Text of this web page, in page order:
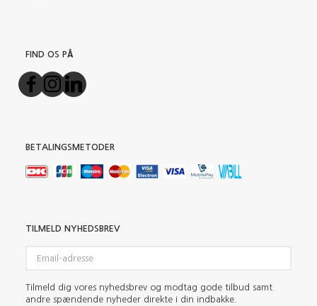
FIND OS PÅ
BETALINGSMETODER
TILMELD NYHEDSBREV
adresse
Tilmeld dig vores nyhedsbrev og modtag gode tilbud samt
andre spændende nyheder direkte i din indbakke.